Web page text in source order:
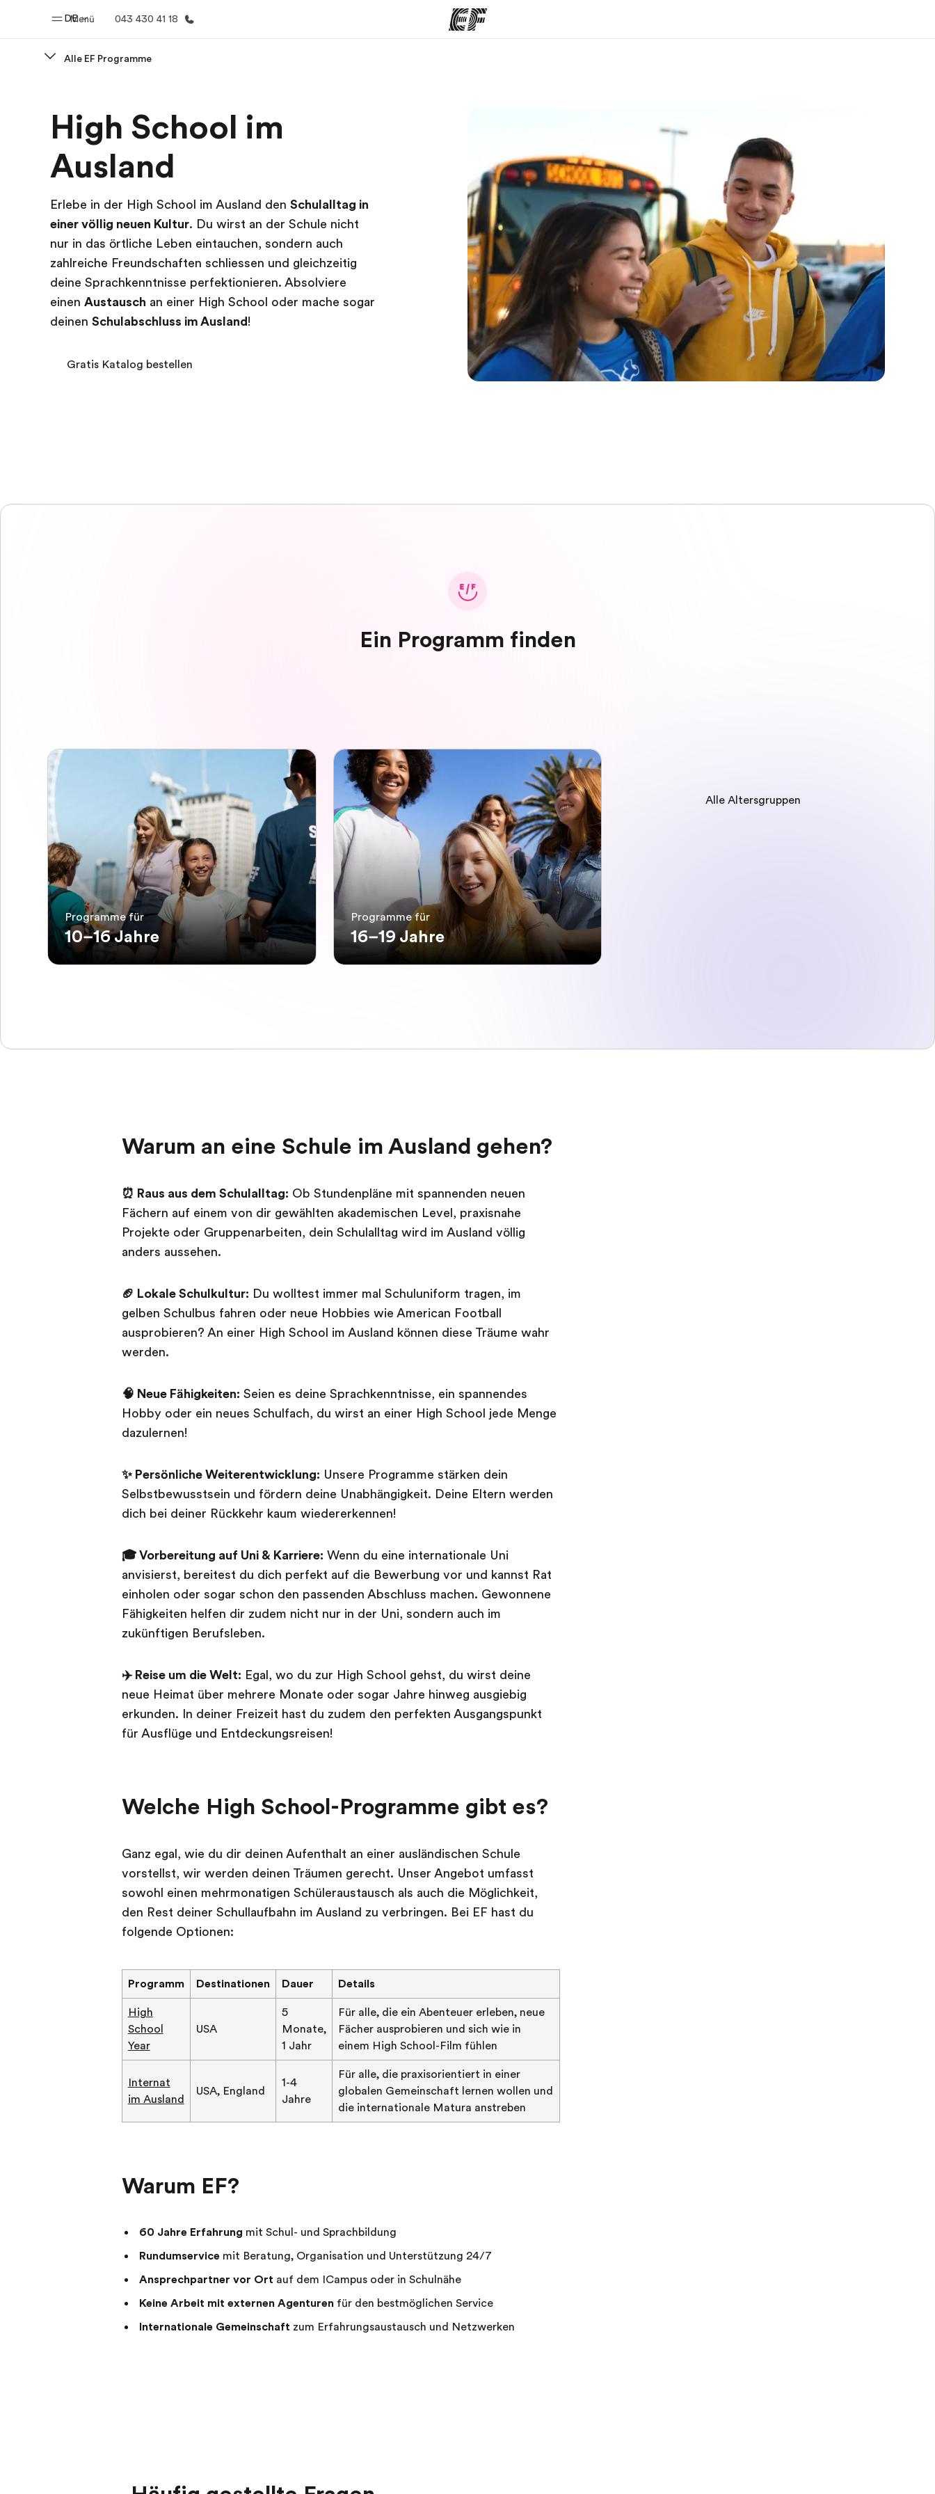
Menü
DE 043 430 41 18
Willkommen bei EF Alle Programme ansehen
Alle EF Programme
High School im
Ausland
Erlebe in der High School im Ausland den Schulalltag in
einer völlig neuen Kultur. Du wirst an der Schule nicht
nur in das örtliche Leben eintauchen, sondern auch
zahlreiche Freundschaften schliessen und gleichzeitig
deine Sprachkenntnisse perfektionieren. Absolviere
einen Austausch an einer High School oder mache sogar
deinen Schulabschluss im Ausland !
Gratis Katalog bestellen
Ein Programm finden
Programme für
10–16 Jahre
Programme für
16–19 Jahre
Alle Altersgruppen
Warum an eine Schule im Ausland gehen?
⏰ Raus aus dem Schulalltag: Ob Stundenpläne mit spannenden neuen
Fächern auf einem von dir gewählten akademischen Level, praxisnahe
Projekte oder Gruppenarbeiten, dein Schulalltag wird im Ausland völlig
anders aussehen.
🏈 Lokale Schulkultur: Du wolltest immer mal Schuluniform tragen, im
gelben Schulbus fahren oder neue Hobbies wie American Football
ausprobieren? An einer High School im Ausland können diese Träume wahr
werden.
🧠 Neue Fähigkeiten: Seien es deine Sprachkenntnisse, ein spannendes
Hobby oder ein neues Schulfach, du wirst an einer High School jede Menge
dazulernen!
✨ Persönliche Weiterentwicklung: Unsere Programme stärken dein
Selbstbewusstsein und fördern deine Unabhängigkeit. Deine Eltern werden
dich bei deiner Rückkehr kaum wiedererkennen!
🎓 Vorbereitung auf Uni & Karriere: Wenn du eine internationale Uni
anvisierst, bereitest du dich perfekt auf die Bewerbung vor und kannst Rat
einholen oder sogar schon den passenden Abschluss machen. Gewonnene
Fähigkeiten helfen dir zudem nicht nur in der Uni, sondern auch im
zukünftigen Berufsleben.
✈️ Reise um die Welt: Egal, wo du zur High School gehst, du wirst deine
neue Heimat über mehrere Monate oder sogar Jahre hinweg ausgiebig
erkunden. In deiner Freizeit hast du zudem den perfekten Ausgangspunkt
für Ausflüge und Entdeckungsreisen!
Welche High School-Programme gibt es?
Ganz egal, wie du dir deinen Aufenthalt an einer ausländischen Schule
vorstellst, wir werden deinen Träumen gerecht. Unser Angebot umfasst
sowohl einen mehrmonatigen Schüleraustausch als auch die Möglichkeit,
den Rest deiner Schullaufbahn im Ausland zu verbringen. Bei EF hast du
folgende Optionen:
Programm Destinationen Dauer Details
High
School
Year
USA
5
Monate,
1 Jahr
Für alle, die ein Abenteuer erleben, neue
Fächer ausprobieren und sich wie in
einem High School-Film fühlen
Internat
im Ausland
USA, England
1-4
Jahre
Für alle, die praxisorientiert in einer
globalen Gemeinschaft lernen wollen und
die internationale Matura anstreben
Warum EF?
60 Jahre Erfahrung mit Schul- und Sprachbildung
Rundumservice mit Beratung, Organisation und Unterstützung 24/7
Ansprechpartner vor Ort auf dem ICampus oder in Schulnähe
Keine Arbeit mit externen Agenturenfür den bestmöglichen Service
Internationale Gemeinschaft zum Erfahrungsaustausch und Netzwerken